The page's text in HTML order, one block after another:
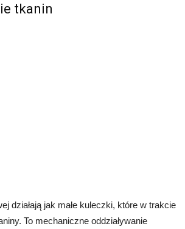
tkanin
działają jak małe kuleczki, które w trakcie
To mechaniczne oddziaływanie